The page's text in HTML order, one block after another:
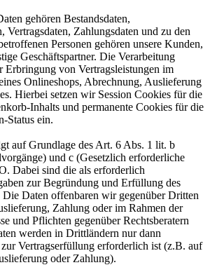
gehören Bestandsdaten,
Vertragsdaten, Zahlungsdaten und zu den
Personen gehören unsere Kunden,
Geschäftspartner. Die Verarbeitung
Erbringung von Vertragsleistungen im
Onlineshops, Abrechnung, Auslieferung
Hierbei setzen wir Session Cookies für die
Inhalts und permanente Cookies für die
Status ein.
auf Grundlage des Art. 6 Abs. 1 lit. b
und c (Gesetzlich erforderliche
Dabei sind die als erforderlich
zur Begründung und Erfüllung des
Daten offenbaren wir gegenüber Dritten
Zahlung oder im Rahmen der
und Pflichten gegenüber Rechtsberatern
werden in Drittländern nur dann
Vertragserfüllung erforderlich ist (z.B. auf
oder Zahlung).